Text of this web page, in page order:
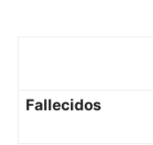
Fallecidos